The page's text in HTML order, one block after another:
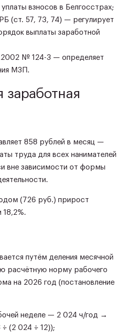
взносов в Белгосстрах;
(ст. 57, 73, 74) — регулирует
выплаты заработной
№ 124-З — определяет
МЗП.
заработная
858 рублей в месяц —
труда для всех нанимателей
вне зависимости от формы
(726 руб.) прирост
18,2%.
путём деления месячной
расчётную норму рабочего
на 2026 год (постановление
неделе — 2 024 ч/год →
(2 024 ÷ 12));